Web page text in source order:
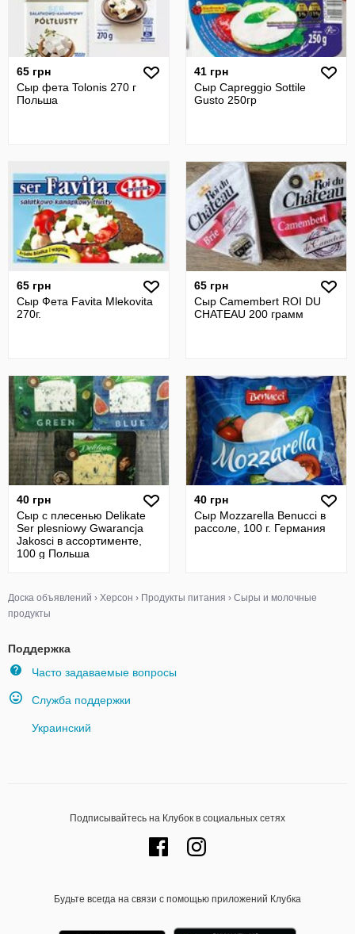
65 грн
Сыр фета Tolonis 270 г
Польша
41 грн
Сыр Capreggio Sottile
Gusto 250гр
65 грн
Сыр Фета Favita Mlekovita
270г.
65 грн
Сыр Camembert ROI DU
CHATEAU 200 грамм
40 грн
Сыр с плесенью Delikate
Ser plesniowy Gwarancja
Jakosci в ассортименте,
100 g Польша
40 грн
Сыр Mozzarella Benucci в
рассоле, 100 г. Германия
Доска объявлений › Херсон › Продукты питания › Сыры и молочные
продукты
Поддержка
Часто задаваемые вопросы
Служба поддержки
Украинский
Подписывайтесь на Клубок в социальных сетях
Будьте всегда на связи с помощью приложений Клубка